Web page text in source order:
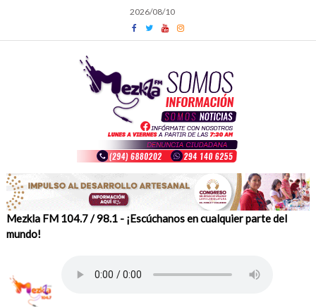
content
2026/08/10
Mezkla FM 104.7 / 98.1 - ¡Escúchanos en cualquier parte del
mundo!